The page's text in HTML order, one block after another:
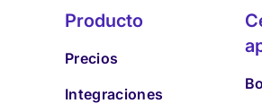
Producto
Precios
Integraciones